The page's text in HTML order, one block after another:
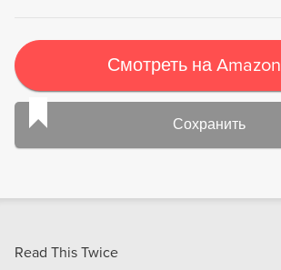
Смотреть на Amazon
Сохранить
Read This Twice